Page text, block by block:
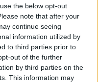
the below opt-out
note that after your
continue seeing
information utilized by
to third parties prior to
out of the further
by third parties on the
This information may
har krympt men fylls
Vi provkör.